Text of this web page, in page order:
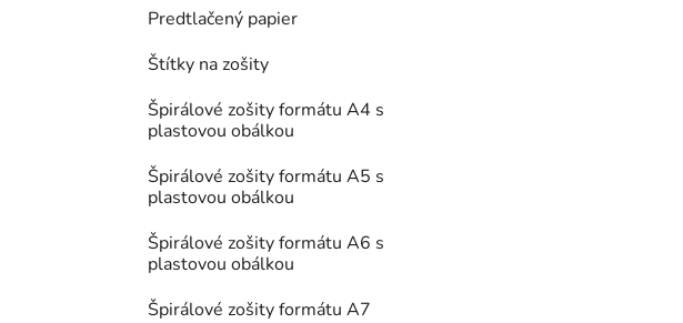
Predtlačený papier
Štítky na zošity
Špirálové zošity formátu A4 s
plastovou obálkou
Špirálové zošity formátu A5 s
plastovou obálkou
Špirálové zošity formátu A6 s
plastovou obálkou
Špirálové zošity formátu A7